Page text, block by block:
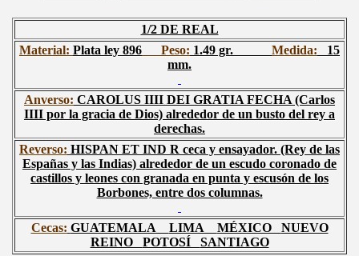
1/2 DE REAL
Material: Plata ley 896 Peso: 1.49 gr. Medida:
15
mm.
Anverso: CAROLUS IIII DEI GRATIA FECHA (Carlos
IIII por la gracia de Dios) alrededor de un busto del rey a
derechas.
Reverso: HISPAN ET IND R ceca y ensayador. (Rey de las
Españas y las Indias) alrededor de un escudo coronado de
castillos y leones con granada en punta y escusón de los
Borbones, entre dos columnas.
Cecas: GUATEMALA LIMA MÉXICO NUEVO
REINO POTOSÍ SANTIAGO